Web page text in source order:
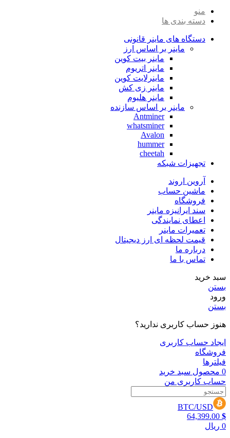
منو
دسته بندی ها
دستگاه های ماینر قانونی
ماینر بر اساس ارز
ماینر بیت کوین
ماینر اتریوم
ماینرلایت کوین
ماینر زی کش
ماینر هلیوم
ماینر بر اساس سازنده
Antminer
whatsminer
Avalon
hummer
cheetah
تجهیزات شبکه
آروین اروند
ماشین حساب
فروشگاه
سند ایرانیزه ماینر
اعطای نمایندگی
تعمیرات ماینر
قیمت لحظه ای ارز دیجیتال
درباره ما
تماس با ما
سبد خرید
بستن
ورود
بستن
هنوز حساب کاربری ندارید؟
ایجاد حساب کاربری
فروشگاه
فیلترها
0 محصول سبد خرید
حساب کاربری من
BTC/USD
$
64,399.00
0 ریال